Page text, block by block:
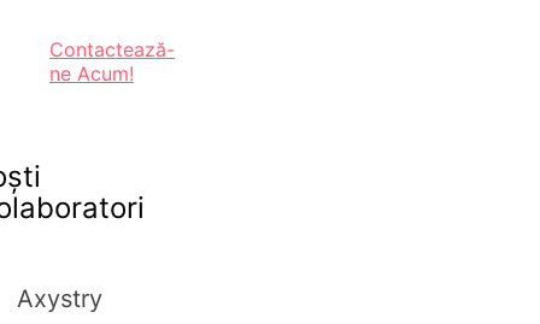
Contactează-
ne Acum!
Axystry